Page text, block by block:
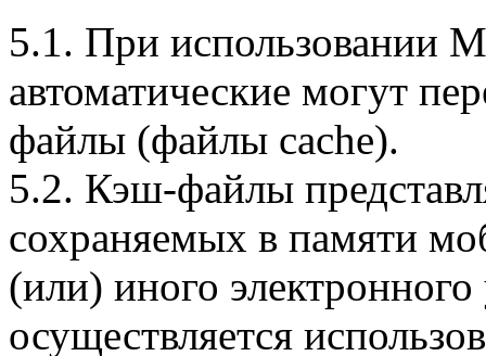
5.1. При использовании
автоматические могут
файлы (файлы cache).
5.2. Кэш-файлы
сохраняемых в памяти
(или) иного электронного
осуществляется